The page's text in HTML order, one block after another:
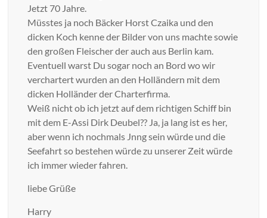
Jetzt 70 Jahre.
Müsstes ja noch Bäcker Horst Czaika und den
dicken Koch kenne der Bilder von uns machte sowie
den großen Fleischer der auch aus Berlin kam.
Eventuell warst Du sogar noch an Bord wo wir
verchartert wurden an den Holländern mit dem
dicken Holländer der Charterfirma.
Weiß nicht ob ich jetzt auf dem richtigen Schiff bin
mit dem E-Assi Dirk Deubel?? Ja, ja lang ist es her,
aber wenn ich nochmals Jnng sein würde und die
Seefahrt so bestehen würde zu unserer Zeit würde
ich immer wieder fahren.
liebe Grüße
Harry